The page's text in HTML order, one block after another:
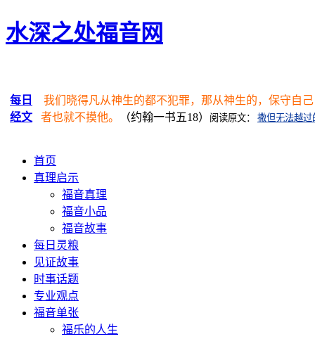
水深之处福音网
每日
经文
我们晓得凡从神生的都不犯罪，那从神生的，保守自
者也就不摸他。
（约翰一书五18） 阅读原文： 撒但无法越
首页
真理启示
福音真理
福音小品
福音故事
每日灵粮
见证故事
时事话题
专业观点
福音单张
福乐的人生